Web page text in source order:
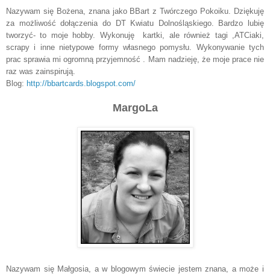
Nazywam się Bożena, znana jako BBart z Twórczego Pokoiku. Dziękuję
za możliwość dołączenia do DT Kwiatu Dolnośląskiego. Bardzo lubię
tworzyć- to moje hobby. Wykonuję kartki, ale również tagi ,ATCiaki,
scrapy i inne nietypowe formy własnego pomysłu. Wykonywanie tych
prac sprawia mi ogromną przyjemność . Mam nadzieję, że moje prace nie
raz was zainspirują.
Blog: http://bbartcards.blogspot. com/
MargoLa
Nazywam się Małgosia, a w blogowym świecie jestem znana, a może i